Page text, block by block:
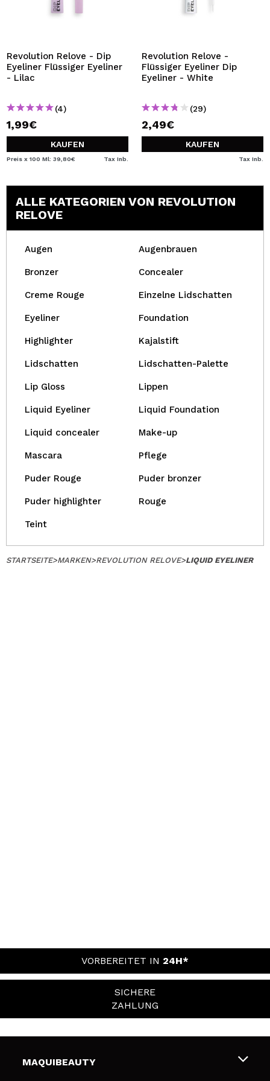
Revolution Relove - Dip
Eyeliner Flüssiger Eyeliner
- Lilac
(4)
1,99€
KAUFEN
Preis x 100 Ml: 39,80€ Tax Inb.
Revolution Relove -
Flüssiger Eyeliner Dip
Eyeliner - White
(29)
2,49€
KAUFEN
Tax Inb.
ALLE KATEGORIEN VON REVOLUTION
RELOVE
Augen Augenbrauen
Bronzer Concealer
Creme Rouge Einzelne Lidschatten
Eyeliner Foundation
Highlighter Kajalstift
Lidschatten Lidschatten-Palette
Lip Gloss Lippen
Liquid Eyeliner Liquid Foundation
Liquid concealer Make-up
Mascara Pflege
Puder Rouge Puder bronzer
Puder highlighter Rouge
Teint
STARTSEITE>MARKEN>REVOLUTION RELOVE>LIQUID EYELINER
VORBEREITET IN 24H*
SICHERE
ZAHLUNG
MAQUIBEAUTY